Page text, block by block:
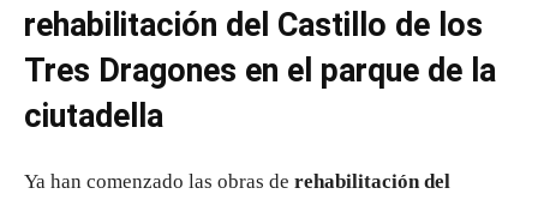
rehabilitación del Castillo de los
Tres Dragones en el parque de la
ciutadella
Ya han comenzado las obras de rehabilitación del